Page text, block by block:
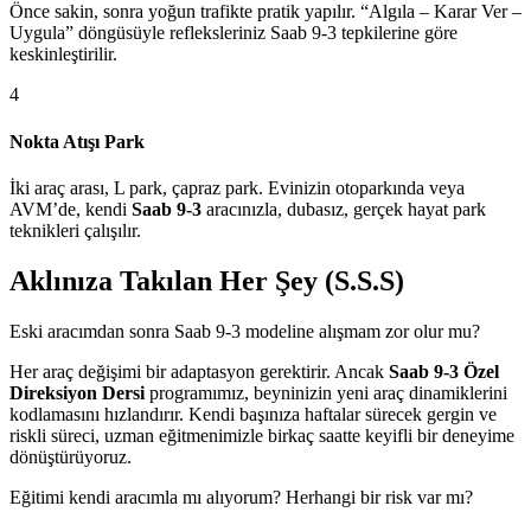
Önce sakin, sonra yoğun trafikte pratik yapılır. “Algıla – Karar Ver –
Uygula” döngüsüyle refleksleriniz Saab 9-3 tepkilerine göre
keskinleştirilir.
4
Nokta Atışı Park
İki araç arası, L park, çapraz park. Evinizin otoparkında veya
AVM’de, kendi Saab 9-3 aracınızla, dubasız, gerçek hayat park
teknikleri çalışılır.
Aklınıza Takılan Her Şey (S.S.S)
Eski aracımdan sonra Saab 9-3 modeline alışmam zor olur mu?
Her araç değişimi bir adaptasyon gerektirir. Ancak Saab 9-3 Özel
Direksiyon Dersi programımız, beyninizin yeni araç dinamiklerini
kodlamasını hızlandırır. Kendi başınıza haftalar sürecek gergin ve
riskli süreci, uzman eğitmenimizle birkaç saatte keyifli bir deneyime
dönüştürüyoruz.
Eğitimi kendi aracımla mı alıyorum? Herhangi bir risk var mı?